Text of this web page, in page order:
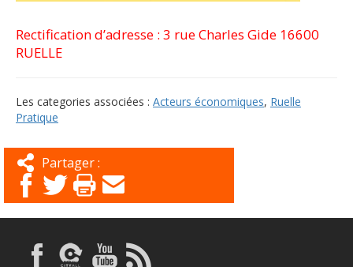
Rectification d’adresse : 3 rue Charles Gide 16600
RUELLE
Les categories associées : Acteurs économiques, Ruelle
Pratique
Partager :